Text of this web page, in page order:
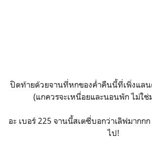
ปิดท้ายด้วยจานที่หกของค่ำคืนนี้ที่เพิ่งแลน
(แกควรจะเหนื่อยและนอนพัก ไม่ใช่
อะ เบอร์ 225 จานนี้สเตซี่บอกว่าเลิฟมากกก
ไป!